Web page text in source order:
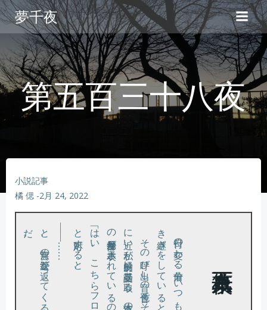
コ
ン
テ
ン
ツ
へ
ス
キ
夢千夜
第五百三十八夜
小説記事
橘 偲 -2月 24, 2022
と応対すると、
――……
。